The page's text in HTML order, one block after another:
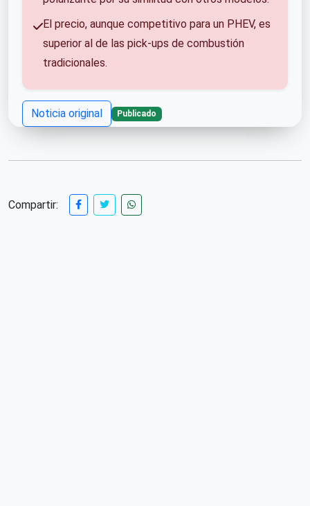
El precio, aunque competitivo para un PHEV, es
superior al de las pick-ups de combustión
tradicionales.
Noticia original Publicado
Compartir: